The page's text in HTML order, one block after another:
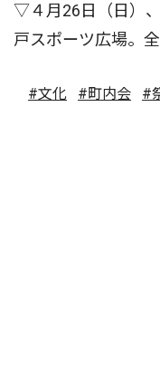
▽４月26日（日）
戸スポーツ広場。
#文化 #町内会 #